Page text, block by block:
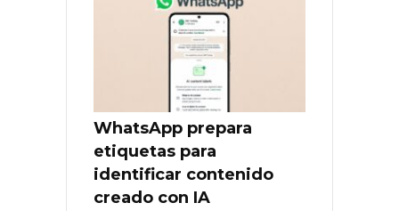
WhatsApp prepara
etiquetas para
identificar contenido
creado con IA